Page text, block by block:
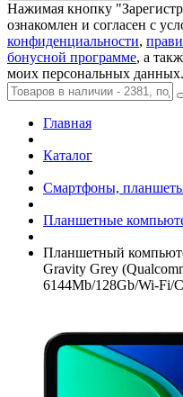
Нажимая кнопку
ознакомлен и согласен с
конфиденциальности,
бонусной программе, а
моих персональных данных.
Главная
Каталог
Смартфоны,
Планшетные
Планшетный
Gravity Grey
6144Mb/­128Gb/­Wi-Fi/­